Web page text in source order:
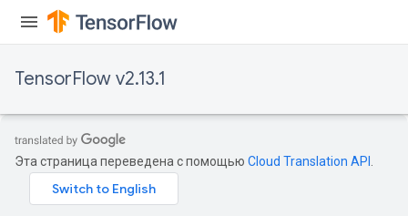
TensorFlow v2.13.1
Эта страница переведена с помощью Cloud Translation API